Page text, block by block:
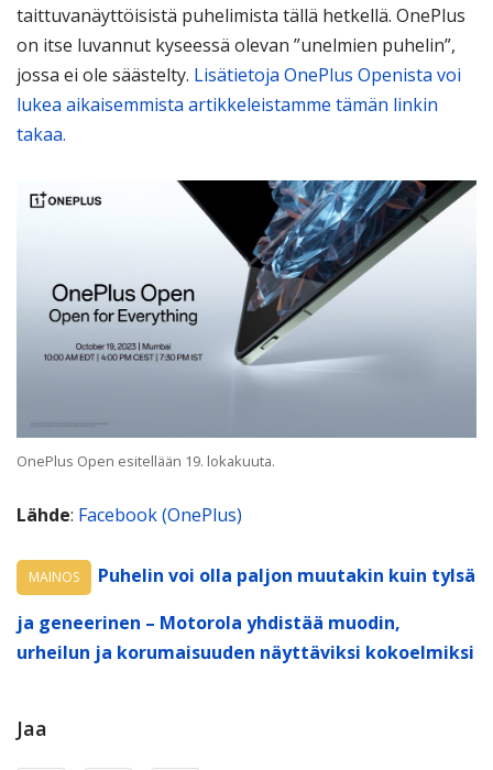
taittuvanäyttöisistä puhelimista tällä hetkellä. OnePlus
on itse luvannut kyseessä olevan ”unelmien puhelin”,
jossa ei ole säästelty. Lisätietoja OnePlus Openista voi
lukea aikaisemmista artikkeleistamme tämän linkin
takaa.
OnePlus Open esitellään 19. lokakuuta.
Lähde: Facebook (OnePlus)
MAINOS
Puhelin voi olla paljon muutakin kuin tylsä
ja geneerinen – Motorola yhdistää muodin,
urheilun ja korumaisuuden näyttäviksi kokoelmiksi
Jaa